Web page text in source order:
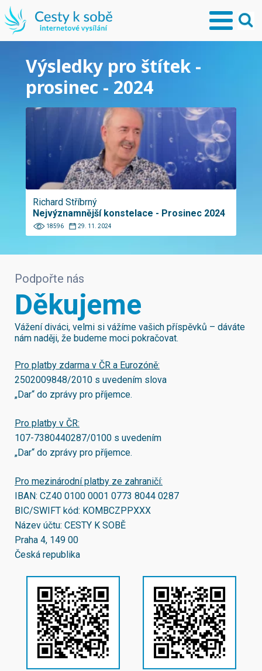
Výsledky pro štítek -
prosinec - 2024
Richard Stříbrný
Nejvýznamnější konstelace - Prosinec 2024
18596 29. 11. 2024
Podpořte nás
Děkujeme
Vážení diváci, velmi si vážíme vašich příspěvků – dáváte
nám naději, že budeme moci pokračovat.
Pro platby zdarma v ČR a Eurozóně:
2502009848/2010 s uvedením slova
„Dar“ do zprávy pro příjemce.
Pro platby v ČR:
107-7380440287/0100 s uvedením
„Dar“ do zprávy pro příjemce.
Pro mezinárodní platby ze zahraničí:
IBAN: CZ40 0100 0001 0773 8044 0287
BIC/SWIFT kód: KOMBCZPPXXX
Název účtu: CESTY K SOBĚ
Praha 4, 149 00
Česká republika